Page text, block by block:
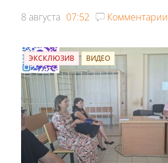
8 августа 07:52 Комментарии
ЭКСКЛЮЗИВ ВИДЕО